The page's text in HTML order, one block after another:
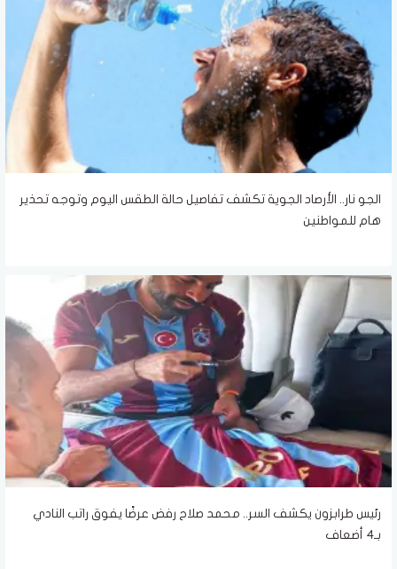
الجو نار.. الأرصاد الجوية تكشف تفاصيل حالة الطقس اليوم وتوجه تحذير
هام للمواطنين
رئيس طرابزون يكشف السر.. محمد صلاح رفض عرضًا يفوق راتب النادي
بـ4 أضعاف